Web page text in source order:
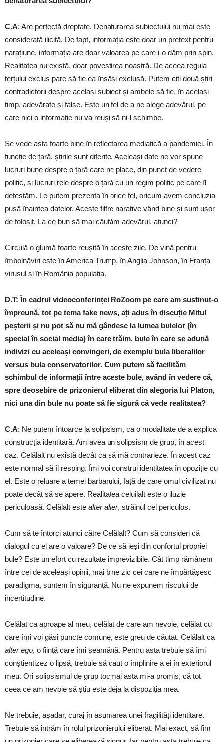
C.A: Are perfectă dreptate. Denaturarea subiectului nu mai este
considerată ilicită. De fapt, informația este doar un pretext pentru
narațiune, informația are doar valoarea pe care i-o dăm prin spin.
Realitatea nu există, doar povestirea noastră. De aceea regula
terțului exclus pare să fie ea însăși exclusă. Putem citi două știri
contradictorii despre același subiect și ambele să fie, în același
timp, adevărate și false. Este un fel de a ne alege adevărul, pe
care nici o informație nu va reuși să ni-l schimbe.
Se vede asta foarte bine în reflectarea mediatică a pandemiei. În
funcție de țară, știrile sunt diferite. Aceleași date ne vor spune
lucruri bune despre o țară care ne place, din punct de vedere
politic, și lucruri rele despre o țară cu un regim politic pe care îl
detestăm. Le putem prezenta în orice fel, oricum avem concluzia
pusă înaintea datelor. Aceste filtre narative vând bine și sunt ușor
de folosit. La ce bun să mai căutăm adevărul, atunci?
Circulă o glumă foarte reușită în aceste zile. De vină pentru
îmbolnăviri este în America Trump, în Anglia Johnson, în Franța
virusul și în România populația.
D.T: În cadrul videoconferinței RoZoom pe care am sustinut-o
împreună, tot pe tema fake news, ați adus în discuție Mitul
peșterii și nu pot să nu mă gândesc la lumea bulelor (în
special în social media) în care trăim, bule în care se adună
indivizi cu aceleași convingeri, de exemplu bula liberalilor
versus bula conservatorilor. Cum putem să facilităm
schimbul de informații între aceste bule, având în vedere că,
spre deosebire de prizonierul eliberat din alegoria lui Platon,
nici una din bule nu poate să fie sigură că vede realitatea?
C.A: Ne putem întoarce la solipsism, ca o modalitate de a explica
construcția identitară. Am avea un solipsism de grup, în acest
caz. Celălalt nu există decât ca să mă contrarieze. În acest caz
este normal să îl resping. Îmi voi construi identitatea în opoziție cu
el. Este o reluare a temei barbarului, față de care omul civilizat nu
poate decât să se apere. Realitatea celuilalt este o iluzie
periculoasă. Celălalt este alter alter, străinul cel periculos.
Cum să te întorci atunci către Celălalt? Cum să consideri că
dialogul cu el are o valoare? De ce să ieși din confortul propriei
bule? Este un efort cu rezultate imprevizibile. Cât timp rămânem
între cei de aceleași opinii, mai bine zic cei care ne împărtășesc
paradigma, suntem în siguranță. Nu ne expunem riscului de
incertitudine.
Celălat ca aproape al meu, celălat de care am nevoie, celălat cu
care îmi voi găsi puncte comune, este greu de căutat. Celălalt ca
alter ego, o ființă care îmi seamănă. Pentru asta trebuie să îmi
conștientizez o lipsă, trebuie să caut o împlinire a ei în exteriorul
meu. Ori solipsismul de grup tocmai asta mi-a promis, că tot
ceea ce am nevoie să știu este deja la dispoziția mea.
Ne trebuie, așadar, curaj în asumarea unei fragilități identitare.
Trebuie să intrăm în rolul prizonierului eliberat. Mai exact, să fim